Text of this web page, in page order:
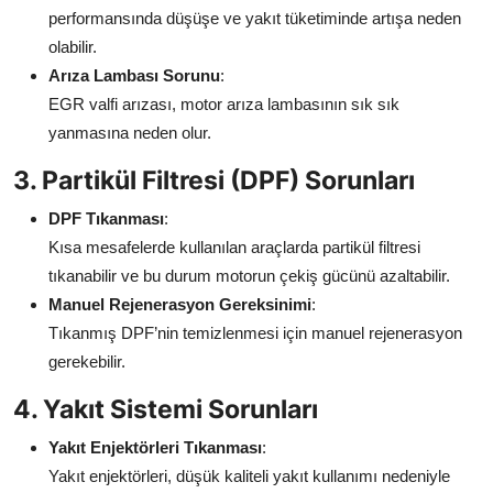
performansında düşüşe ve yakıt tüketiminde artışa neden
olabilir.
Arıza Lambası Sorunu:
EGR valfi arızası, motor arıza lambasının sık sık
yanmasına neden olur.
3. Partikül Filtresi (DPF) Sorunları
DPF Tıkanması:
Kısa mesafelerde kullanılan araçlarda partikül filtresi
tıkanabilir ve bu durum motorun çekiş gücünü azaltabilir.
Manuel Rejenerasyon Gereksinimi:
Tıkanmış DPF’nin temizlenmesi için manuel rejenerasyon
gerekebilir.
4. Yakıt Sistemi Sorunları
Yakıt Enjektörleri Tıkanması:
Yakıt enjektörleri, düşük kaliteli yakıt kullanımı nedeniyle